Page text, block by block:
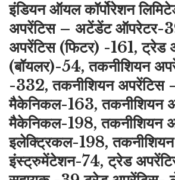
इंडियन ऑयल कॉर्पोरेशन
अपरेंटिस – अटेंडेंट ऑपरेटर-
अपरेंटिस (फिटर) -161, ट्रेड
(बॉयलर)-54, तकनीशियन
-332, तकनीशियन अपरेंटिस
मैकेनिकल-163, तकनीशियन
मैकेनिकल-198, तकनीशियन
इलेक्ट्रिकल-198,
इंस्ट्रुमेंटेशन-74, ट्रेड